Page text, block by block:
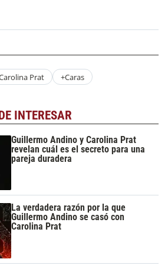
Prat +Caras
INTERESAR
Guillermo Andino y Carolina Prat
revelan cuál es el secreto para una
pareja duradera
La verdadera razón por la que
Guillermo Andino se casó con
Carolina Prat